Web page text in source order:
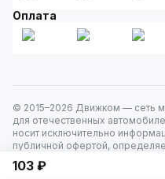
103 ₽
Оплата
© 2015–2026 Движком — сеть
для отечественных
носит исключительно
публичной офертой,